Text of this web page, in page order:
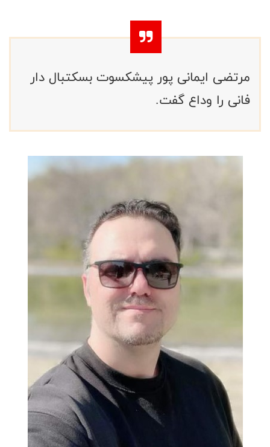
مرتضی ایمانی پور پیشکسوت بسکتبال دار
فانی را وداع گفت.